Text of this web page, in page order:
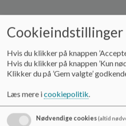
Cookieindstillinger
Hvis du klikker på knappen
Hvis du klikker på knappen ’Kun
Klikker du på ’Gem valgte’
Læs mere icookiepolitik.
Nødvendige cookies(altid